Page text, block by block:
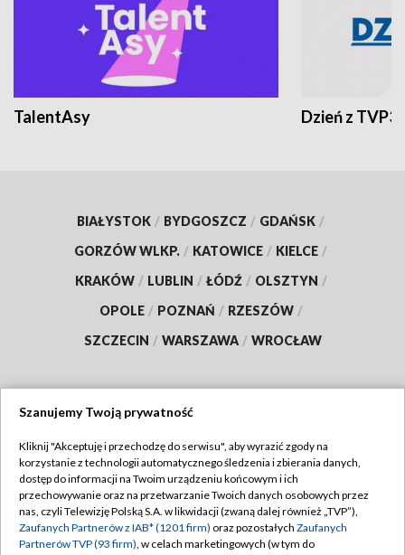
TalentAsy Dzień z TVP3
BIAŁYSTOK / BYDGOSZCZ / GDAŃSK /
GORZÓW WLKP. / KATOWICE / KIELCE /
KRAKÓW / LUBLIN / ŁÓDŹ / OLSZTYN /
OPOLE / POZNAŃ / RZESZÓW /
SZCZECIN / WARSZAWA / WROCŁAW
TVP
Abonament TVP
Emisja w TVP
Regulamin TVP
Polityka prywatności
Szanujemy Twoją prywatność
Kliknij "Akceptuję i przechodzę do serwisu", aby wyrazić zgody na
korzystanie z technologii automatycznego śledzenia i zbierania danych,
dostęp do informacji na Twoim urządzeniu końcowym i ich
przechowywanie oraz na przetwarzanie Twoich danych osobowych przez
nas, czyli Telewizję Polską S.A. w likwidacji (zwaną dalej również „TVP”),
Zaufanych Partnerów z IAB* (1201 firm) oraz pozostałych Zaufanych
Partnerów TVP (93 firm), w celach marketingowych (w tym do